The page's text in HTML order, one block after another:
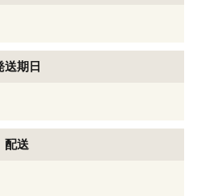
送期日
配送